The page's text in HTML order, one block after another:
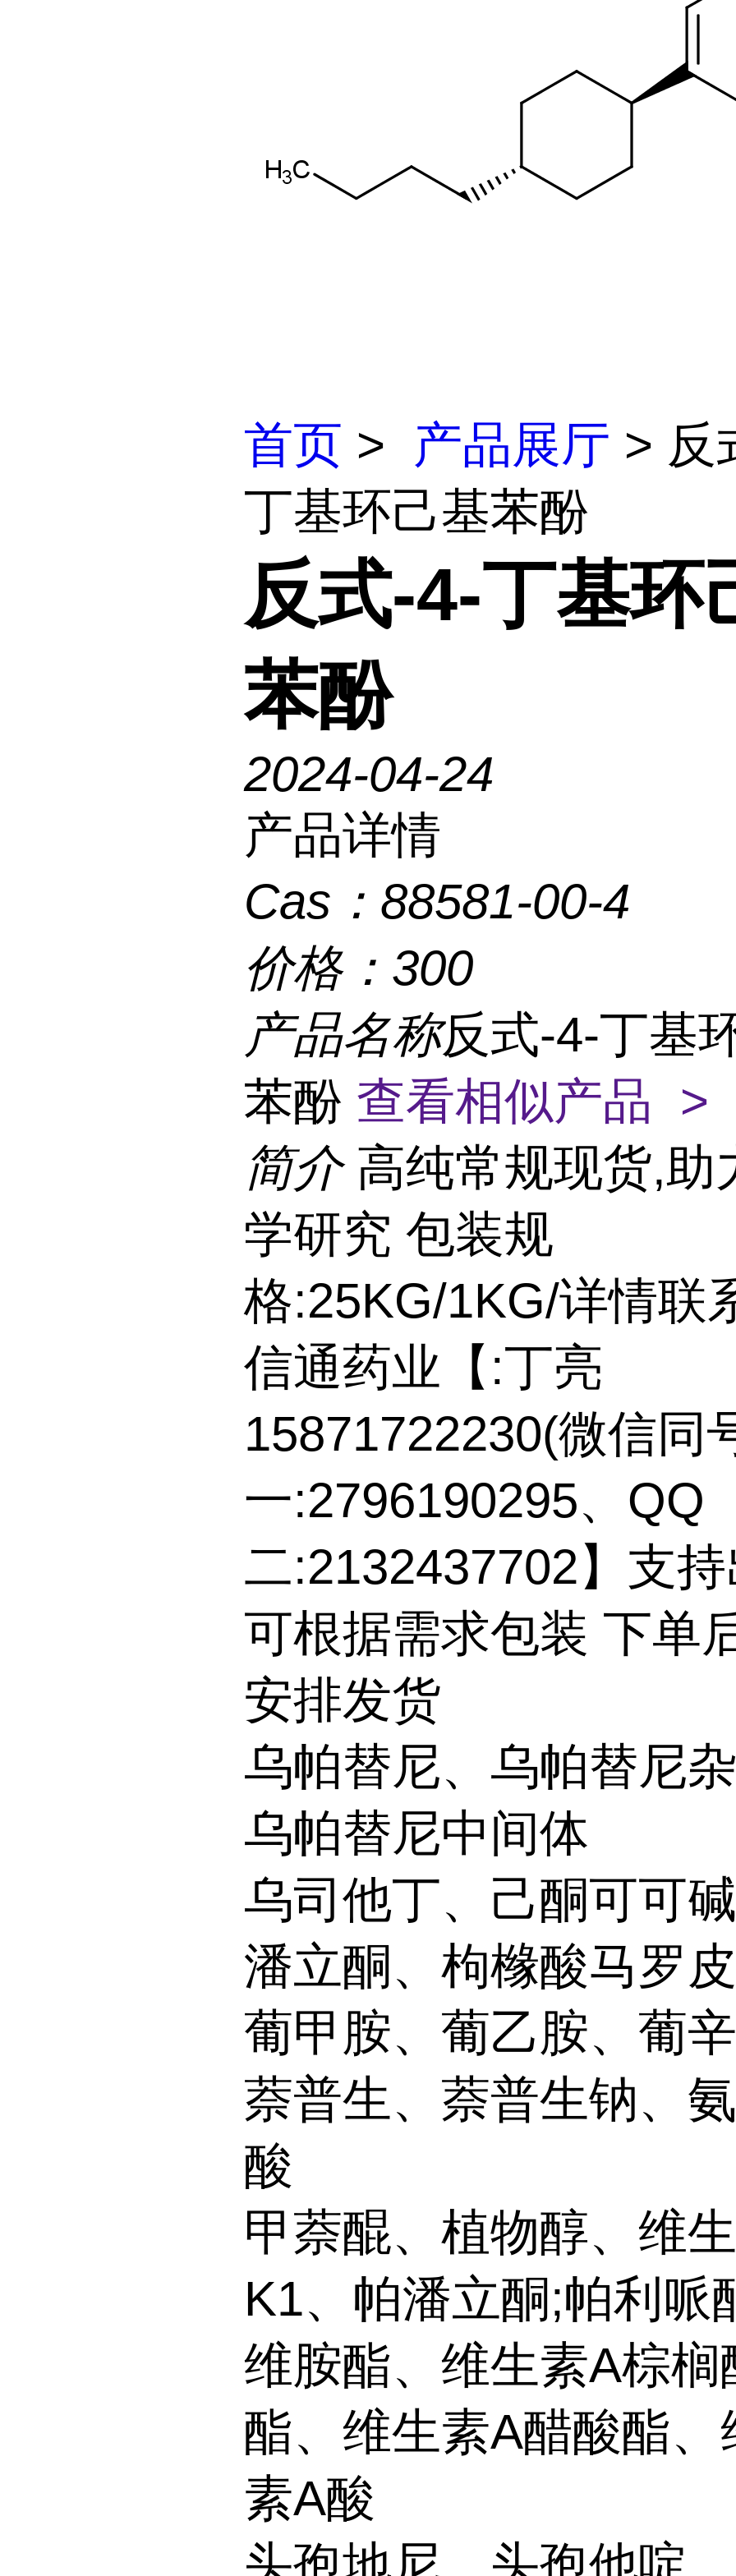
首页 > 产品展厅 > 反
丁基环己基苯酚
反式-4-丁基环
苯酚
2024-04-24
产品详情
Cas： 88581-00-4
价格： 300
产品名称反式-4-丁基
苯酚 查看相似产品 >
简介 高纯常规现货,助
学研究 包装规
格:25KG/1KG/详情联
信通药业【:丁亮
15871722230(微信同
一:2796190295、QQ
二:2132437702】支
可根据需求包装 下单
安排发货
乌帕替尼、乌帕替尼
乌帕替尼中间体
乌司他丁、己酮可可
潘立酮、枸橼酸马罗
葡甲胺、葡乙胺、葡
萘普生、萘普生钠、
酸
甲萘醌、植物醇、维
K1、帕潘立酮;帕利哌
维胺酯、维生素A棕榈
酯、维生素A醋酸酯、
素A酸
头孢地尼、头孢他啶